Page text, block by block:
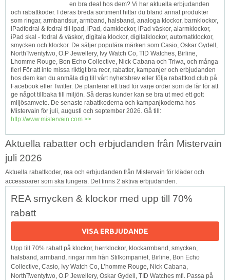
en bra deal hos dem? Vi har aktuella erbjudanden
och rabattkoder. I deras breda sortiment hittar du bland annat produkter
som ringar, armbandsur, armband, halsband, analoga klockor, barnklockor,
iPadfodral & fodral till Ipad, iPad, damklockor, iPad väskor, alarmklockor,
iPad skal - fodral & väskor, digitala klockor, digitalklockor, automatklockor,
smycken och klockor. De säljer populära märken som ‎Casio, Oskar Gydell,
NorthTwentytwo, O.P Jewellery, Ivy Watch Co, TID Watches, Birline,
Lhomme Rouge, Bon Echo Collective, Nick Cabana och Triwa, och många
fler! För att inte missa riktigt bra reor, rabatter, kampanjer och erbjudanden
hos dem kan du anmäla dig till vårt nyhetsbrev eller följa rabattkod.club på
Facebook eller Twitter. De planterar ett träd för varje order som de får för att
ge något tillbaka till miljön. Så deras kunder kan se bra ut med ett gott
miljösamvete. De senaste rabattkoderna och kampanjkoderna hos
Mistervain för juli, augusti och september 2026. Gå till:
http://www.mistervain.com >>
Aktuella rabatter och erbjudanden från Mistervain
juli 2026
Aktuella rabattkoder, rea och erbjudanden från Mistervain för kläder och
accessoarer som ska fungera. Det finns 2 aktiva erbjudanden.
REA smycken & klockor med upp till 70%
rabatt
VISA ERBJUDANDE
Upp till 70% rabatt på klockor, herrklockor, klockarmband, smycken,
halsband, armband, ringar mm från Stilkompaniet, Birline, Bon Echo
Collective, Casio, Ivy Watch Co, L’homme Rouge, Nick Cabana,
NorthTwentytwo, O.P Jewellery, Oskar Gydell, TID Watches mfl. Passa på